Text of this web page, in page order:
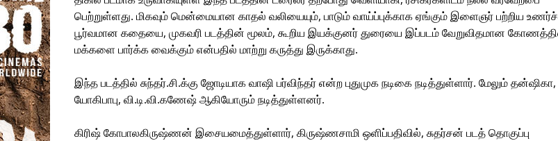
பெற்றுள்ளது. மிகவும் மென்மையான காதல் வலியையும், பாடும் வாய்ப்புக்காக ஏங்கும் இளைஞர் பற்றிய
பூர்வமான கதையை, முகவரி படத்தின் மூலம், கூறிய இயக்குனர் துரையை இப்படம் வேறுவிதமான
மக்களை பார்க்க வைக்கும் என்பதில் மாற்று கருத்து இருக்காது.
இந்த படத்தில் சுந்தர்.சி.க்கு ஜோடியாக வாஷி பர்விந்தர் என்ற புதுமுக நடிகை நடித்துள்ளார். மேலும் தன்ஷிகா,
யோகிபாபு, வி.டி.வி.கணேஷ் ஆகியோரும் நடித்துள்ளனர்.
கிரிஷ் கோபாலகிருஷ்ணன் இசையமைத்துள்ளார், கிருஷ்ணசாமி ஒளிப்பதிவில், சுதர்சன் படத் தொகுப்பு